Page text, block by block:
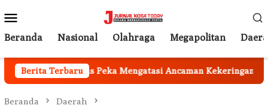
ke
kontenMobile
Beranda Nasional Olahraga Megapolitan
Berita Terbaru
Garut Harus Peka Mengatasi Ancaman Kekeringan
Beranda Daerah